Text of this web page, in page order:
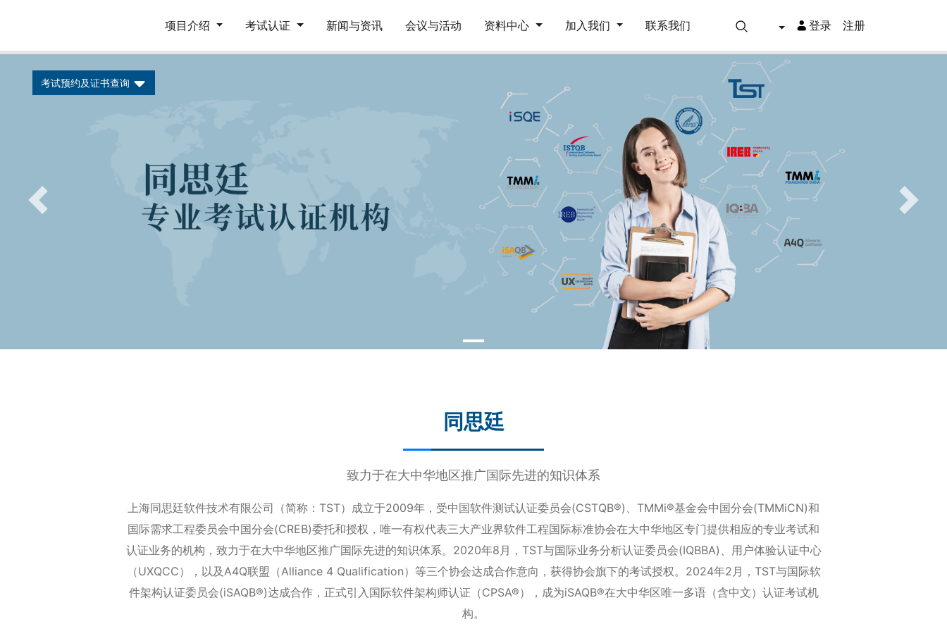
项目介绍 考试认证 新闻与资讯 会议与活动 资料中心 加入我们 联系我们 登录 注册
Previous Next
考试预约及证书查询
同思廷
致力于在大中华地区推广国际先进的知识体系
上海同思廷软件技术有限公司（简称：TST）成立于2009年，受中国软件测试认证委员会(CSTQB®)、TMMi®基金会中国分会(TMMiCN)和
国际需求工程委员会中国分会(CREB)委托和授权，唯一有权代表三大产业界软件工程国际标准协会在大中华地区专门提供相应的专业考试和
认证业务的机构，致力于在大中华地区推广国际先进的知识体系。2020年8月，TST与国际业务分析认证委员会(IQBBA)、用户体验认证中心
（UXQCC），以及A4Q联盟（Alliance 4 Qualification）等三个协会达成合作意向，获得协会旗下的考试授权。 2024年2月，TST与国际软
件架构认证委员会(iSAQB®)达成合作，正式引入国际软件架构师认证（CPSA®），成为iSAQB®在大中华区唯一多语（含中文）认证考试机
构。